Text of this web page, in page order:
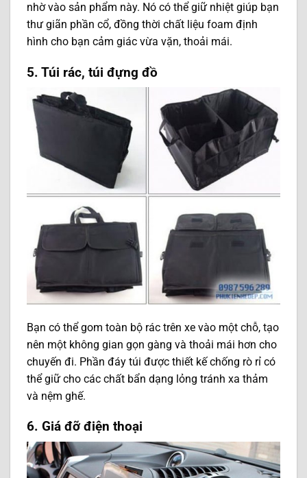
nhờ vào sản phẩm này. Nó có thể giữ nhiệt giúp bạn
thư giãn phần cổ, đồng thời chất liệu foam định
hình cho bạn cảm giác vừa vặn, thoải mái.
5. Túi rác, túi đựng đồ
Bạn có thể gom toàn bộ rác trên xe vào một chỗ, tạo
nên một không gian gọn gàng và thoải mái hơn cho
chuyến đi. Phần đáy túi được thiết kế chống rò rỉ có
thể giữ cho các chất bẩn dạng lỏng tránh xa thảm
và nệm ghế.
6. Giá đỡ điện thoại